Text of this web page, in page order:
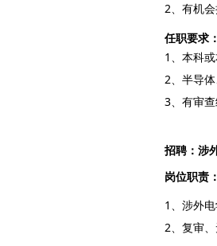
2、有机
任职要求：
1、本科
2、半导
3、有审
招聘：涉
岗位职责：
1、涉外
2、复审、